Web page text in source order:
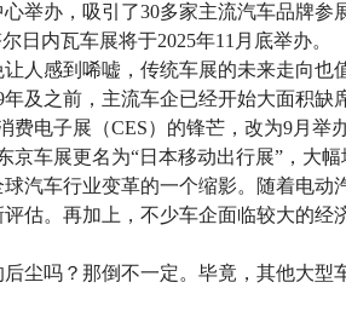
举办，吸引了30多家主流汽车品牌
日内瓦车展将于2025年11月底举办。
人感到唏嘘，传统车展的未来走向也
及之前，主流车企已经开始大面积
电子展（CES）的锋芒，改为9月举
车展更名为“日本移动出行展”，大
汽车行业变革的一个缩影。随着电
估。再加上，不少车企面临较大的经
尘吗？那倒不一定。毕竟，其他大